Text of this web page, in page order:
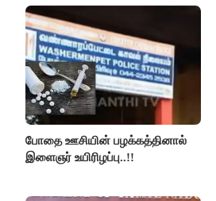
போதை ஊசியின் பழக்கத்தினால்
இளைஞர் உயிரிழப்பு..!!